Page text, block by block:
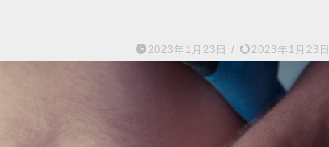
2023年1月23日 / 2023年1月23日